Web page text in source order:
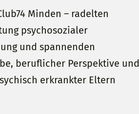
Minden – radelten
psychosozialer
und spannenden
beruflicher Perspektive und
erkrankter Eltern